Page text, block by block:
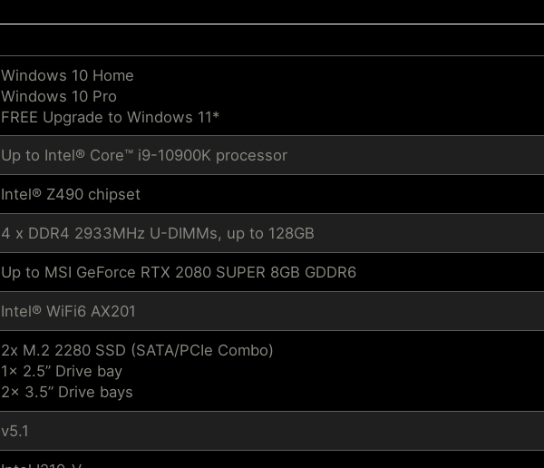
Windows 10 Home
Windows 10 Pro
FREE Upgrade to Windows 11*
Up to Intel® Core™ i9-10900K processor
Intel® Z490 chipset
4 x DDR4 2933MHz U-DIMMs, up to 128GB
Up to MSI GeForce RTX 2080 SUPER 8GB GDDR6
Intel® WiFi6 AX201
2x M.2 2280 SSD (SATA/PCIe Combo)
1x 2.5” Drive bay
2x 3.5” Drive bays
v5.1